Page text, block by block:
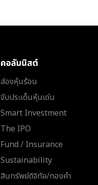
คอลัมนิสต์
ส่องหุ้นร้อน
จับประเด็นหุ้นเด่น
Smart Investment
The IPO
Fund / Insurance
Sustainability
สินทรัพย์ดิจิทัล/ทองคำ